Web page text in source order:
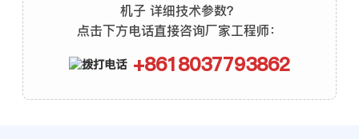
机子 详细技术参数？
点击下方电话直接咨询厂家工程师：
+8618037793862